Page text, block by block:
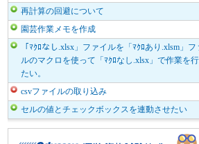
再計算の回避について
園芸作業メモを作成
「ﾏｸﾛなし.xlsx」ファイルを「ﾏｸﾛあり.xlsm」フ
ルのマクロを使って「ﾏｸﾛなし.xlsx」で作業を
たい。
csvファイルの取り込み
セルの値とチェックボックスを連動させたい